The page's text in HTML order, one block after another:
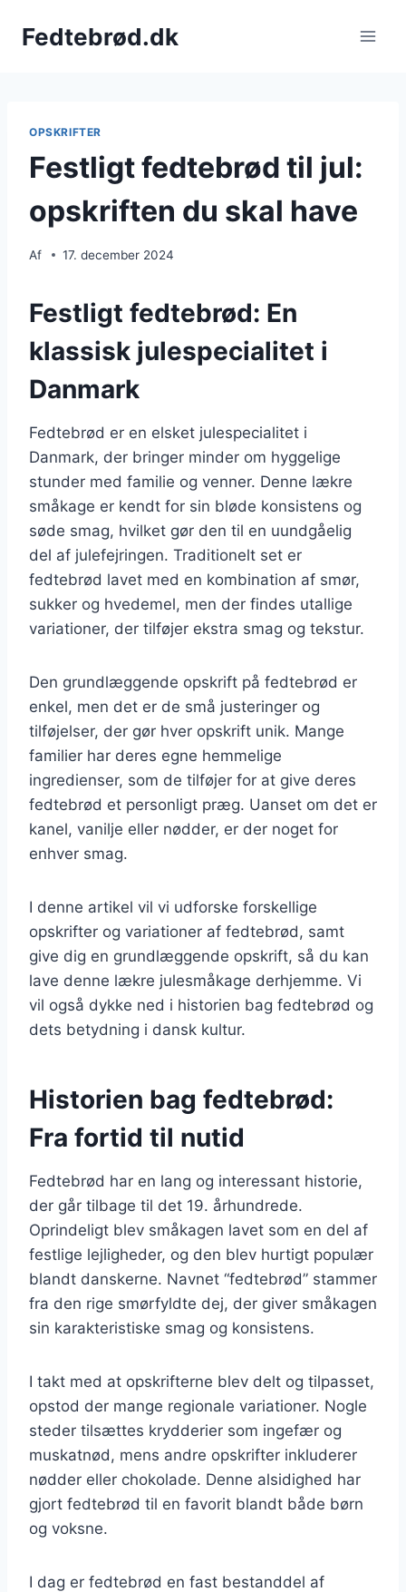
Fedtebrød.dk
OPSKRIFTER
Festligt fedtebrød til jul:
opskriften du skal have
Af 17. december 2024
Festligt fedtebrød: En
klassisk julespecialitet i
Danmark
Fedtebrød er en elsket julespecialitet i
Danmark, der bringer minder om hyggelige
stunder med familie og venner. Denne lækre
småkage er kendt for sin bløde konsistens og
søde smag, hvilket gør den til en uundgåelig
del af julefejringen. Traditionelt set er
fedtebrød lavet med en kombination af smør,
sukker og hvedemel, men der findes utallige
variationer, der tilføjer ekstra smag og tekstur.
Den grundlæggende opskrift på fedtebrød er
enkel, men det er de små justeringer og
tilføjelser, der gør hver opskrift unik. Mange
familier har deres egne hemmelige
ingredienser, som de tilføjer for at give deres
fedtebrød et personligt præg. Uanset om det er
kanel, vanilje eller nødder, er der noget for
enhver smag.
I denne artikel vil vi udforske forskellige
opskrifter og variationer af fedtebrød, samt
give dig en grundlæggende opskrift, så du kan
lave denne lækre julesmåkage derhjemme. Vi
vil også dykke ned i historien bag fedtebrød og
dets betydning i dansk kultur.
Historien bag fedtebrød:
Fra fortid til nutid
Fedtebrød har en lang og interessant historie,
der går tilbage til det 19. århundrede.
Oprindeligt blev småkagen lavet som en del af
festlige lejligheder, og den blev hurtigt populær
blandt danskerne. Navnet “fedtebrød” stammer
fra den rige smørfyldte dej, der giver småkagen
sin karakteristiske smag og konsistens.
I takt med at opskrifterne blev delt og tilpasset,
opstod der mange regionale variationer. Nogle
steder tilsættes krydderier som ingefær og
muskatnød, mens andre opskrifter inkluderer
nødder eller chokolade. Denne alsidighed har
gjort fedtebrød til en favorit blandt både børn
og voksne.
I dag er fedtebrød en fast bestanddel af